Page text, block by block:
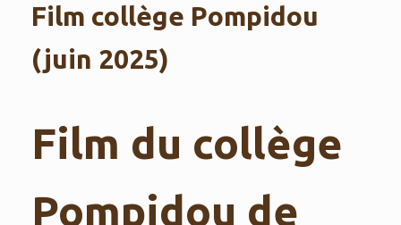
Film collège Pompidou
(juin 2025)
Film du collège
Pompidou de